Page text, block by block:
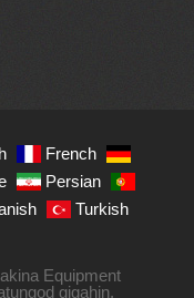
French
Persian
Turkish
Equipment
gigahin.